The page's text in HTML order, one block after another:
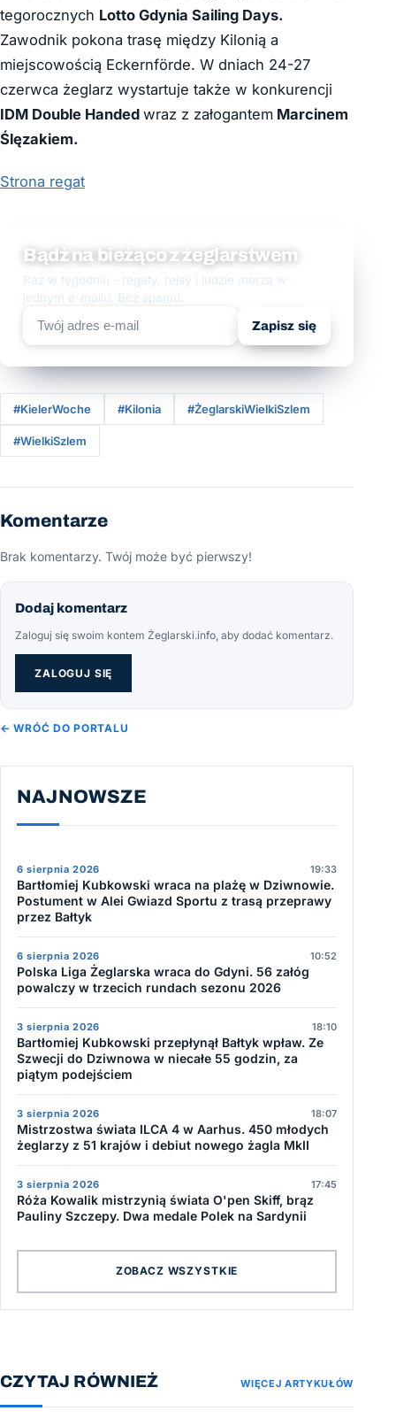
tegorocznych Lotto Gdynia Sailing Days.
Zawodnik pokona trasę między Kilonią a
miejscowością Eckernförde. W dniach 24-27
czerwca żeglarz wystartuje także w konkurencji
IDM Double Handed wraz z załogantem Marcinem
Ślęzakiem.
Strona regat
Bądź na bieżąco z żeglarstwem
Raz w tygodniu - regaty, rejsy i ludzie morza w
jednym e-mailu. Bez spamu.
Zapisz się
#KielerWoche #Kilonia #ŻeglarskiWielkiSzlem
#WielkiSzlem
Komentarze
Brak komentarzy. Twój może być pierwszy!
Dodaj komentarz
Zaloguj się swoim kontem Żeglarski.info, aby dodać komentarz.
ZALOGUJ SIĘ
← WRÓĆ DO PORTALU
NAJNOWSZE
6 sierpnia 2026 19:33
Bartłomiej Kubkowski wraca na plażę w Dziwnowie.
Postument w Alei Gwiazd Sportu z trasą przeprawy
przez Bałtyk
6 sierpnia 2026 10:52
Polska Liga Żeglarska wraca do Gdyni. 56 załóg
powalczy w trzecich rundach sezonu 2026
3 sierpnia 2026 18:10
Bartłomiej Kubkowski przepłynął Bałtyk wpław. Ze
Szwecji do Dziwnowa w niecałe 55 godzin, za
piątym podejściem
3 sierpnia 2026 18:07
Mistrzostwa świata ILCA 4 w Aarhus. 450 młodych
żeglarzy z 51 krajów i debiut nowego żagla MkII
3 sierpnia 2026 17:45
Róża Kowalik mistrzynią świata O'pen Skiff, brąz
Pauliny Szczepy. Dwa medale Polek na Sardynii
ZOBACZ WSZYSTKIE
CZYTAJ RÓWNIEŻ WIĘCEJ ARTYKUŁÓW